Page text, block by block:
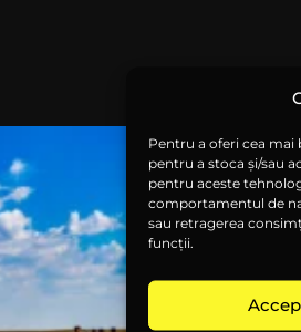
Pentru a oferi cea
pentru a stoca și/sau
pentru aceste
comportamentul de
sau retragerea
funcții.